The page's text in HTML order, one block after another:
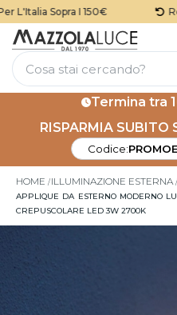
Sopra I 150€
Termina tra
RISPARMIA
Codice:
HOME ILLUMINAZIONE ESTERNA
APPLIQUE DA ESTERNO MODERNO
CREPUSCOLARE LED 3W 2700K